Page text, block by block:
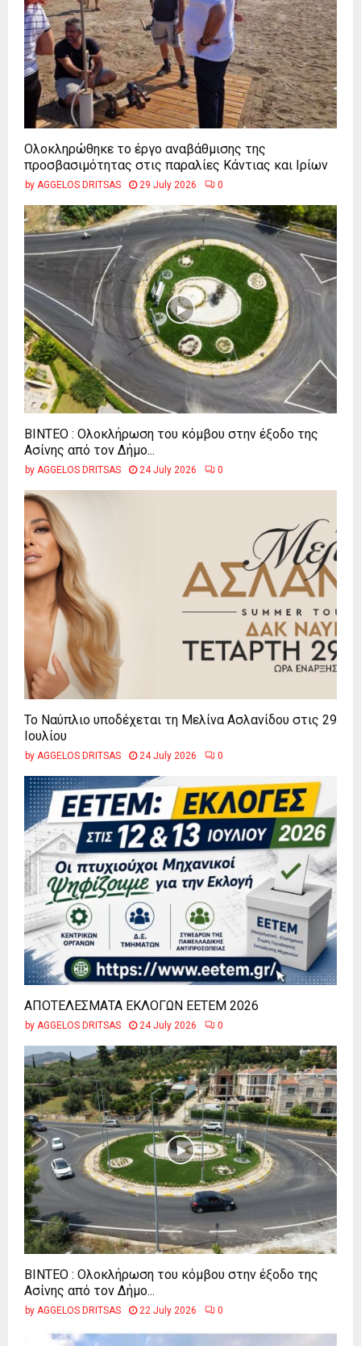
Ολοκληρώθηκε το έργο αναβάθμισης της
προσβασιμότητας στις παραλίες Κάντιας και Ιρίων
by AGGELOS DRITSAS 29 July 2026 0
ΒΙΝΤΕΟ : Ολοκλήρωση του κόμβου στην έξοδο της
Ασίνης από τον Δήμο...
by AGGELOS DRITSAS 24 July 2026 0
Το Ναύπλιο υποδέχεται τη Μελίνα Ασλανίδου στις 29
Ιουλίου
by AGGELOS DRITSAS 24 July 2026 0
ΑΠΟΤΕΛΕΣΜΑΤΑ ΕΚΛΟΓΩΝ ΕΕΤΕΜ 2026
by AGGELOS DRITSAS 24 July 2026 0
ΒΙΝΤΕΟ : Ολοκλήρωση του κόμβου στην έξοδο της
Ασίνης από τον Δήμο...
by AGGELOS DRITSAS 22 July 2026 0